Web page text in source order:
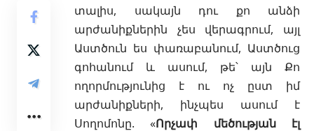
տալիս, սակայն դու քո անձի
արժանիքներին չես վերագրում, այլ
Աստծուն ես փառաբանում, Աստծուց
գոհանում և ասում, թե՝ այն Քո
ողորմությունից է ու ոչ ըստ իմ
արժանիքների, ինչպես ասում է
Սողոմոնը. «Որչափ մեծության էլ